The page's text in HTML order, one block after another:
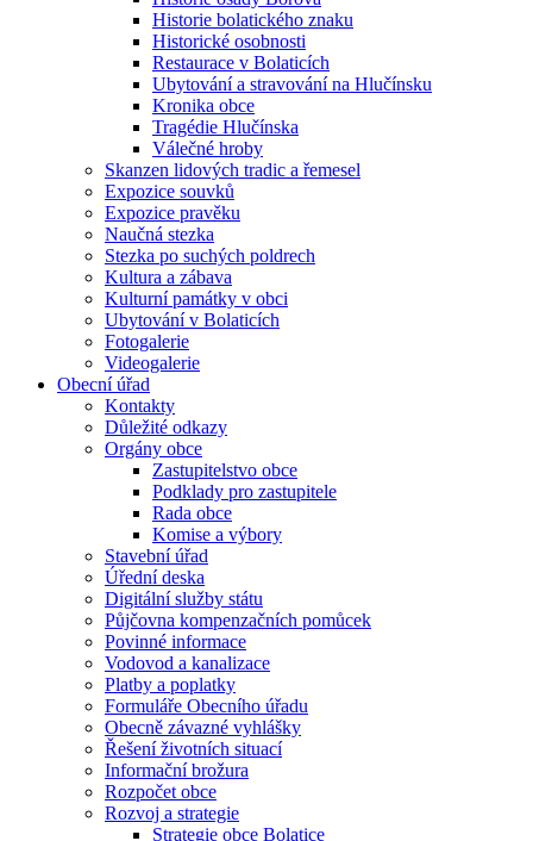
Historie bolatického znaku
Historické osobnosti
Restaurace v Bolaticích
Ubytování a stravování na Hlučínsku
Kronika obce
Tragédie Hlučínska
Válečné hroby
Skanzen lidových tradic a řemesel
Expozice souvků
Expozice pravěku
Naučná stezka
Stezka po suchých poldrech
Kultura a zábava
Kulturní památky v obci
Ubytování v Bolaticích
Fotogalerie
Videogalerie
Obecní úřad
Kontakty
Důležité odkazy
Orgány obce
Zastupitelstvo obce
Podklady pro zastupitele
Rada obce
Komise a výbory
Stavební úřad
Úřední deska
Digitální služby státu
Půjčovna kompenzačních pomůcek
Povinné informace
Vodovod a kanalizace
Platby a poplatky
Formuláře Obecního úřadu
Obecně závazné vyhlášky
Řešení životních situací
Informační brožura
Rozpočet obce
Rozvoj a strategie
Strategie obce Bolatice